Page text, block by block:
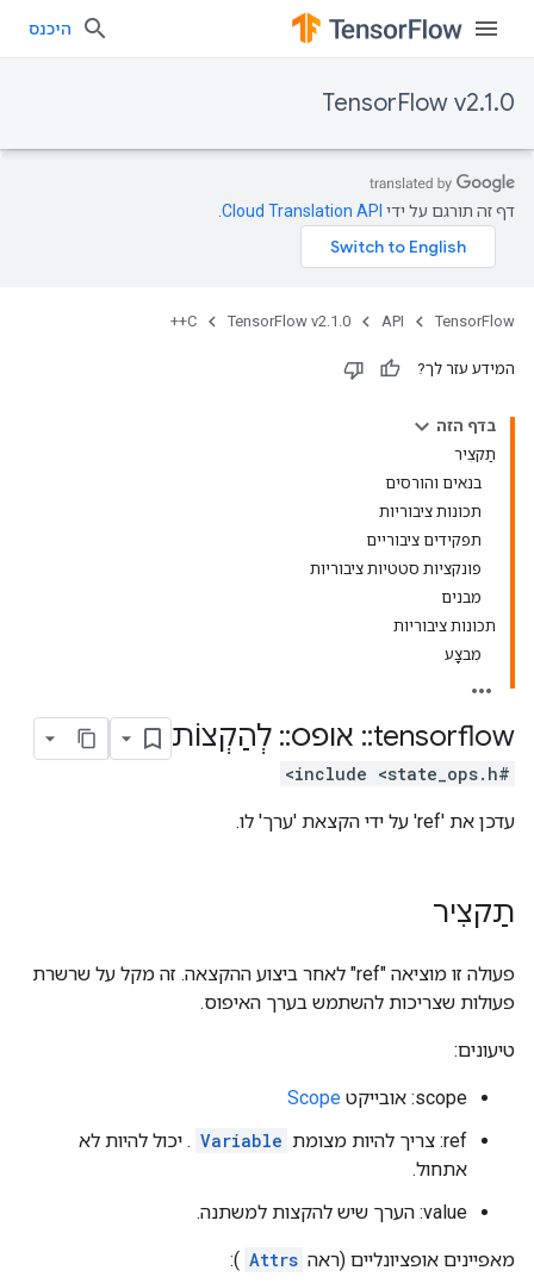
היכנס
TensorFlow v2.1.0
דף זה תורגם על ידי Cloud Translation API
TensorFlow
API
TensorFlow v2.1.0
C++
המידע עזר לך?
בדף הזה
תַקצִיר
בנאים והורסים
תכונות ציבוריות
תפקידים ציבוריים
פונקציות סטטיות ציבוריות
מבנים
תכונות ציבוריות
מִבצָע
tensorflow
:: אופס:: לְהַקְצוֹת
#include <state_ops.h>
עדכן את 'ref' על ידי הקצאת 'ערך' לו.
תַקצִיר
פעולה זו מוציאה "ref" לאחר ביצוע ההקצאה. זה מקל על שרשרת
פעולות שצריכות להשתמש בערך האיפוס.
טיעונים:
scope: אובייקט
Scope
ref: צריך להיות מצומת
Variable . יכול להיות לא
אתחול.
value: הערך שיש להקצות למשתנה.
מאפיינים אופציונליים (ראה Attrs
):